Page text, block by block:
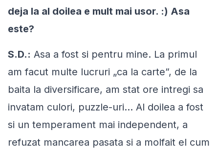
deja la al doilea e mult mai usor. :) Asa
este?
S.D.: Asa a fost si pentru mine. La primul
am facut multe lucruri „ca la carte”, de la
baita la diversificare, am stat ore intregi sa
invatam culori, puzzle-uri... Al doilea a fost
si un temperament mai independent, a
refuzat mancarea pasata si a molfait el cum